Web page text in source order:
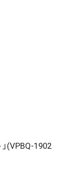
(VPBQ-1902